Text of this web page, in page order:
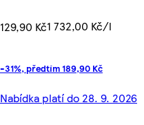
129,90 Kč1 732,00 Kč/l
-31%, předtím 189,90 Kč
Nabídka platí do 28. 9. 2026